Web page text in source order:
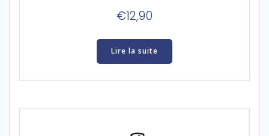
€12,90
Lire la suite